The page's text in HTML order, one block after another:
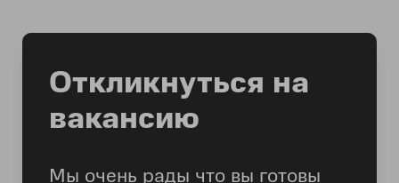
Откликнуться на
вакансию
Мы очень рады что вы готовы